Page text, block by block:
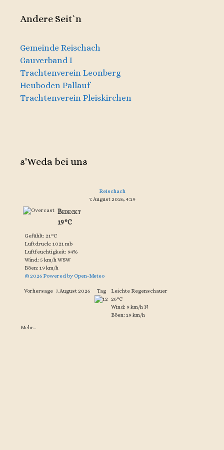
Andere Seit`n
Gemeinde Reischach
Gauverband I
Trachtenverein Leonberg
Heuboden Pallauf
Trachtenverein Pleiskirchen
s'Weda bei uns
Reischach
7. August 2026, 4:19
Bedeckt
19°C
Gefühlt: 21°C
Luftdruck: 1021 mb
Luftfeuchtigkeit: 94%
Wind: 5 km/h WSW
Böen: 19 km/h
© 2026 Powered by Open-Meteo
Vorhersage 7. August 2026 Tag
Leichte Regenschauer
26°C
Wind: 9 km/h N
Böen: 19 km/h
Mehr...